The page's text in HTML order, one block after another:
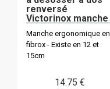
renversé
Victorinox manche
Manche ergonomique en
fibrox - Existe en 12 et
15cm
14.75 €